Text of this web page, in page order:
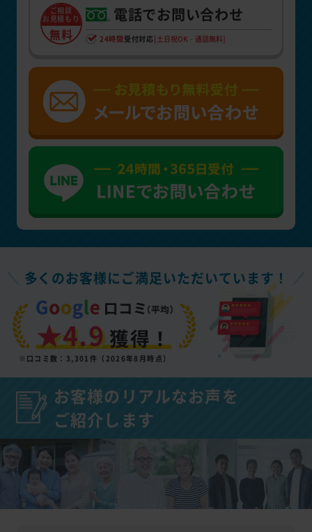
ご相談
お見積もり
無料
電話でお問い合わせ
24時間 受付対応 [土日祝OK・通話無料]
多くのお客様にご満足いただいています！
★4.9獲得！
※口コミ数：3,301件（2026年8月時点）
お客様のリアルなお声を
ご紹介します